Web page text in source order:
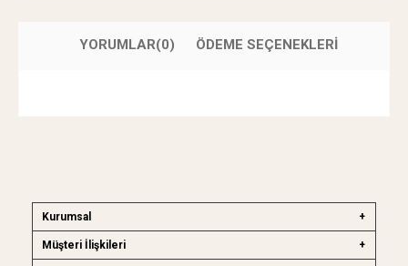
YORUMLAR(0) ÖDEME SEÇENEKLERI
Kurumsal
Müşteri İlişkileri